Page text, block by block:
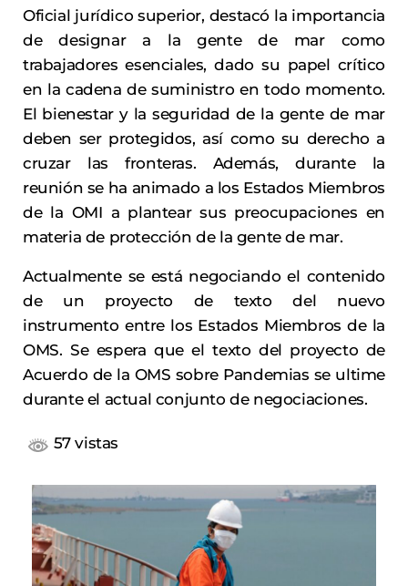
Oficial jurídico superior, destacó la importancia
de designar a la gente de mar como
trabajadores esenciales, dado su papel crítico
en la cadena de suministro en todo momento.
El bienestar y la seguridad de la gente de mar
deben ser protegidos, así como su derecho a
cruzar las fronteras. Además, durante la
reunión se ha animado a los Estados Miembros
de la OMI a plantear sus preocupaciones en
materia de protección de la gente de mar.
Actualmente se está negociando el contenido
de un proyecto de texto del nuevo
instrumento entre los Estados Miembros de la
OMS. Se espera que el texto del proyecto de
Acuerdo de la OMS sobre Pandemias se ultime
durante el actual conjunto de negociaciones.
57 vistas